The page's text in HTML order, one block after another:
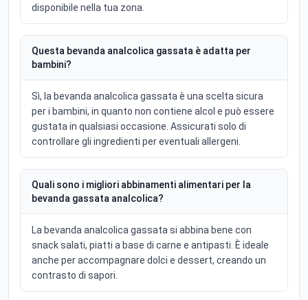
disponibile nella tua zona.
Questa bevanda analcolica gassata è adatta per
bambini?
Sì, la bevanda analcolica gassata è una scelta sicura
per i bambini, in quanto non contiene alcol e può essere
gustata in qualsiasi occasione. Assicurati solo di
controllare gli ingredienti per eventuali allergeni.
Quali sono i migliori abbinamenti alimentari per la
bevanda gassata analcolica?
La bevanda analcolica gassata si abbina bene con
snack salati, piatti a base di carne e antipasti. È ideale
anche per accompagnare dolci e dessert, creando un
contrasto di sapori.